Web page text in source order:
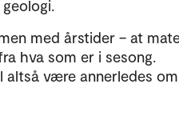
med årstider – at
hva som er i sesong.
altså være annerledes om